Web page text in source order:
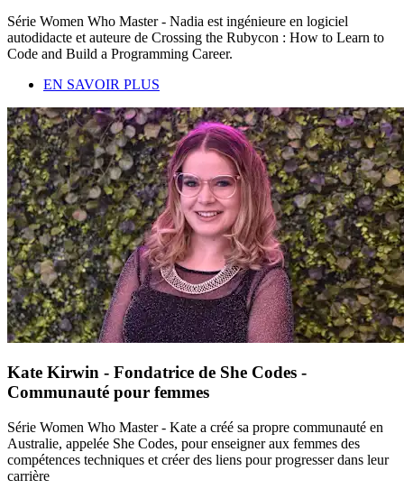
Série Women Who Master - Nadia est ingénieure en logiciel
autodidacte et auteure de Crossing the Rubycon : How to Learn to
Code and Build a Programming Career.
EN SAVOIR PLUS
Kate Kirwin - Fondatrice de She Codes -
Communauté pour femmes
Série Women Who Master - Kate a créé sa propre communauté en
Australie, appelée She Codes, pour enseigner aux femmes des
compétences techniques et créer des liens pour progresser dans leur
carrière